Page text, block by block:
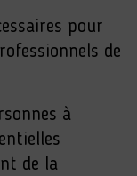
pour
de
à
de la